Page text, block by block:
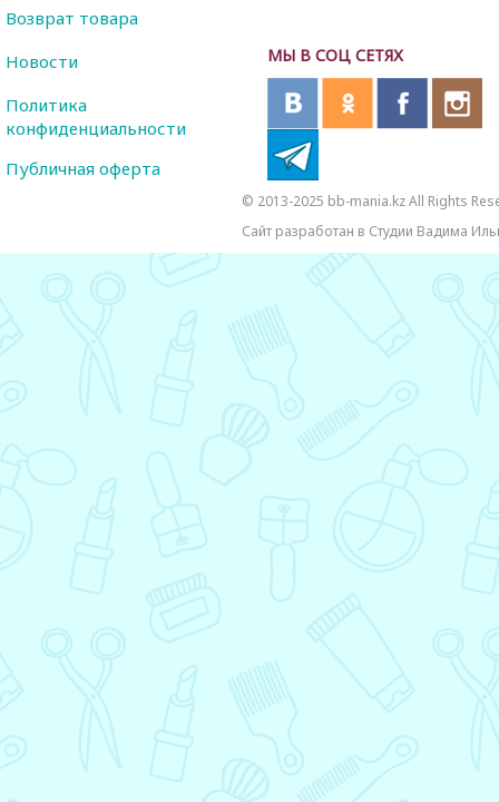
МЫ В СОЦ СЕТЯХ
Возврат товара
Новости
Политика
конфиденциальности
Публичная оферта
© 2013-2025 bb-mania.kz All Rights
Сайт разработан в Студии Вадима